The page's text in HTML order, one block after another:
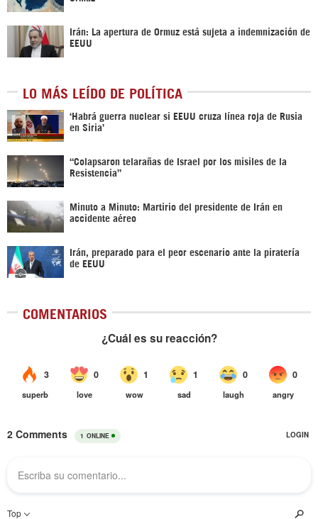
Irán: La apertura de Ormuz está sujeta a indemnización de
EEUU
LO MÁS LEÍDO DE POLÍTICA
‎‘Habrá guerra nuclear si EEUU cruza línea roja de Rusia
en Siria’‎
“Colapsaron telarañas de Israel por los misiles de la
Resistencia”
Minuto a Minuto: Martirio del presidente de Irán en
accidente aéreo
Irán, preparado para el peor escenario ante la piratería
de EEUU
COMENTARIOS